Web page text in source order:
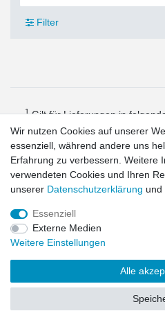
Filter
1Gilt für Lieferungen in
Lieferzeiten für andere Länder
Berechnung des Liefertermins
Zahlungsbedingungen
exkl. MwSt.
Widerrufs­recht
erklärung
Wir nutzen Cookies auf unserer
essenziell, während andere uns
Erfahrung zu verbessern. Weitere
verwendeten Cookies und Ihren
unserer Daten­schutz­erklärung und
Essenziell
Externe Medien
Weitere Einstellungen
Alle